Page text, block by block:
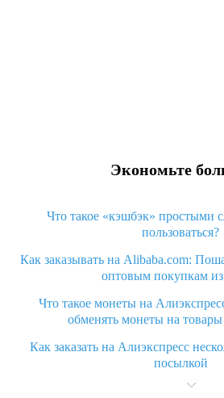
Экономьте
Что такое «кэшбэк» простыми
пользоваться?
Как заказывать на Alibaba.com:
оптовым покупкам
Что такое монеты на
обменять монеты на
Как заказать на Алиэкспресс
посылкой
Что значит статус «Заказ закрыт»